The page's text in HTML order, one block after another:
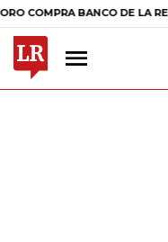
BANCO DE LA